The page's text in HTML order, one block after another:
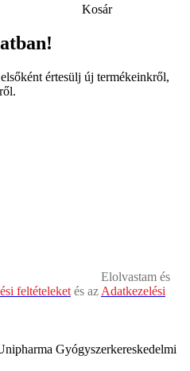
Kosár
értesülj új termékeinkről,
Elolvastam és
feltételeket és az Adatkezelési
Gyógyszerkereskedelmi